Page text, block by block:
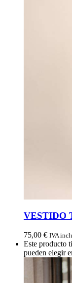
VESTIDO
75,00 € IVA
Este producto
pueden elegir